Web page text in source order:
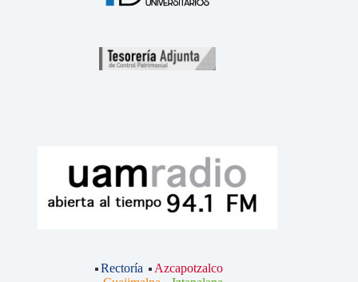
Rectoría
Azcapotzalco